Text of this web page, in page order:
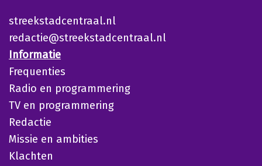
streekstadcentraal.nl
redactie@streekstadcentraal.nl
Informatie
Frequenties
Radio en programmering
TV en programmering
Redactie
Missie en ambities
Klachten